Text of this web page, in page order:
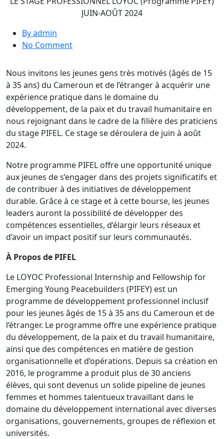
JUIN-AOÛT 2024
By admin
No Commenton
À
CANDIDATURES
APPEL
À
CANDIDATURES
POUR
PROFESSIONNEL
LOYOC
(Programme
PIFEY)
JUIN-
AOÛT
2024
Nous invitons les jeunes gens très motivés (âgés de 15
à 35 ans) du Cameroun et de l’étranger à acquérir une
expérience pratique dans le domaine du
développement, de la paix et du travail humanitaire en
nous rejoignant dans le cadre de la filière des praticiens
du stage PIFEL. Ce stage se déroulera de juin à août
2024.
Notre programme PIFEL offre une opportunité unique
aux jeunes de s’engager dans des projets significatifs et
de contribuer à des initiatives de développement
durable. Grâce à ce stage et à cette bourse, les jeunes
leaders auront la possibilité de développer des
compétences essentielles, d’élargir leurs réseaux et
d’avoir un impact positif sur leurs communautés.
À Propos de PIFEL
Le LOYOC Professional Internship and Fellowship for
Emerging Young Peacebuilders (PIFEY) est un
programme de développement professionnel inclusif
pour les jeunes âgés de 15 à 35 ans du Cameroun et de
l’étranger. Le programme offre une expérience pratique
du développement, de la paix et du travail humanitaire,
ainsi que des compétences en matière de gestion
organisationnelle et d’opérations. Depuis sa création en
2016, le programme a produit plus de 30 anciens
élèves, qui sont devenus un solide pipeline de jeunes
femmes et hommes talentueux travaillant dans le
domaine du développement international avec diverses
organisations, gouvernements, groupes de réflexion et
universités.